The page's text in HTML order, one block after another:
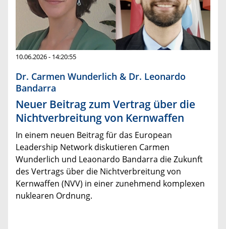
10.06.2026 - 14:20:55
Dr. Carmen Wunderlich & Dr. Leonardo
Bandarra
Neuer Beitrag zum Vertrag über die
Nichtverbreitung von Kernwaffen
In einem neuen Beitrag für das European
Leadership Network diskutieren Carmen
Wunderlich und Leaonardo Bandarra die Zukunft
des Vertrags über die Nichtverbreitung von
Kernwaffen (NVV) in einer zunehmend komplexen
nuklearen Ordnung.